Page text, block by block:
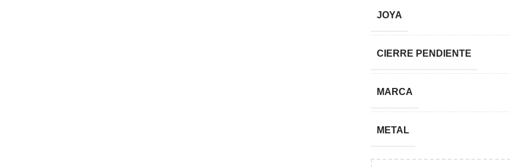
JOYA
CIERRE PENDIENTE
MARCA
METAL